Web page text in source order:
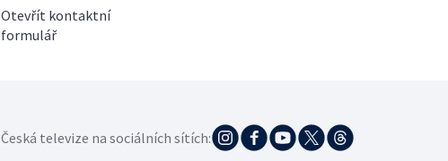
Otevřít kontaktní
formulář
Česká televize na sociálních sítích: